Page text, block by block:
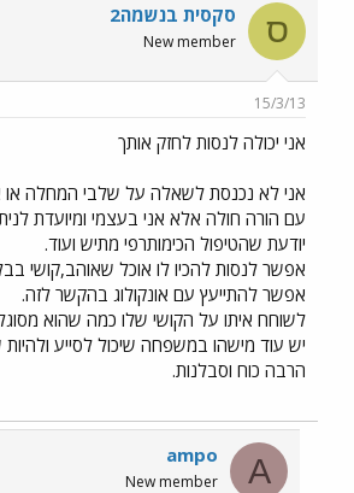
ס סקסית בנשמה2
New member
15/3/13
אני יכולה לנסות לחזק אותך
אני לא נכנסת לשאלה על שלבי המחלה או
עם הורה חולה אלא אני בעצמי ומיועדת
יודעת שהטיפול הכימותרפי מתיש ועוד.
אפשר לנסות להכיו לו אוכל שאוהב,קושי
אפשר להתייעץ עם אונקולוג בהקשר לזה.
לשוחח איתו על הקושי שלו כמה שהוא
יש עוד מישהו במשפחה שיכול לסייע
הרבה כוח וסבלנות.
A
ampo
New member